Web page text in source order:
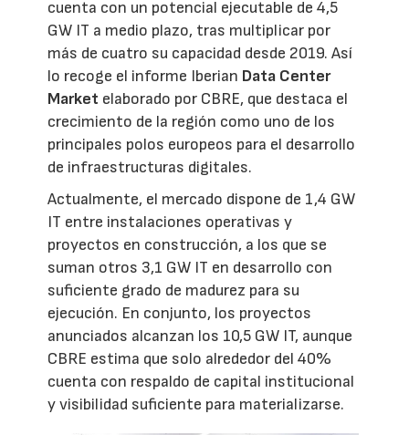
cuenta con un potencial ejecutable de 4,5
GW IT a medio plazo, tras multiplicar por
más de cuatro su capacidad desde 2019. Así
lo recoge el informe Iberian Data Center
Market elaborado por CBRE, que destaca el
crecimiento de la región como uno de los
principales polos europeos para el desarrollo
de infraestructuras digitales.
Actualmente, el mercado dispone de 1,4 GW
IT entre instalaciones operativas y
proyectos en construcción, a los que se
suman otros 3,1 GW IT en desarrollo con
suficiente grado de madurez para su
ejecución. En conjunto, los proyectos
anunciados alcanzan los 10,5 GW IT, aunque
CBRE estima que solo alrededor del 40%
cuenta con respaldo de capital institucional
y visibilidad suficiente para materializarse.